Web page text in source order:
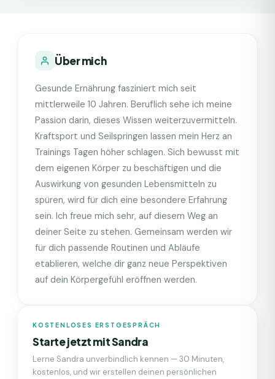
Über mich
Gesunde Ernährung fasziniert mich seit
mittlerweile 10 Jahren. Beruflich sehe ich meine
Passion darin, dieses Wissen weiterzuvermitteln.
Kraftsport und Seilspringen lassen mein Herz an
Trainings Tagen höher schlagen. Sich bewusst mit
dem eigenen Körper zu beschäftigen und die
Auswirkung von gesunden Lebensmitteln zu
spüren, wird für dich eine besondere Erfahrung
sein. Ich freue mich sehr, auf diesem Weg an
deiner Seite zu stehen. Gemeinsam werden wir
für dich passende Routinen und Abläufe
etablieren, welche dir ganz neue Perspektiven
auf dein Körpergefühl eröffnen werden.
KOSTENLOSES ERSTGESPRÄCH
Starte jetzt mitSandra
Lerne Sandra unverbindlich kennen — 30 Minuten,
kostenlos, und wir erstellen deinen persönlichen